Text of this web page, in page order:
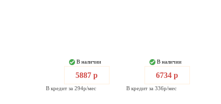
В наличии
5887 р
В кредит за 294р/мес
В наличии
6734 р
В кредит за 336р/мес